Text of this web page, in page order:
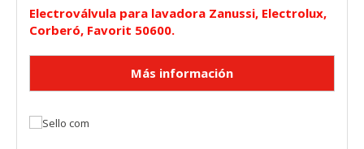
Electroválvula para lavadora Zanussi, Electrolux,
Corberó, Favorit 50600.